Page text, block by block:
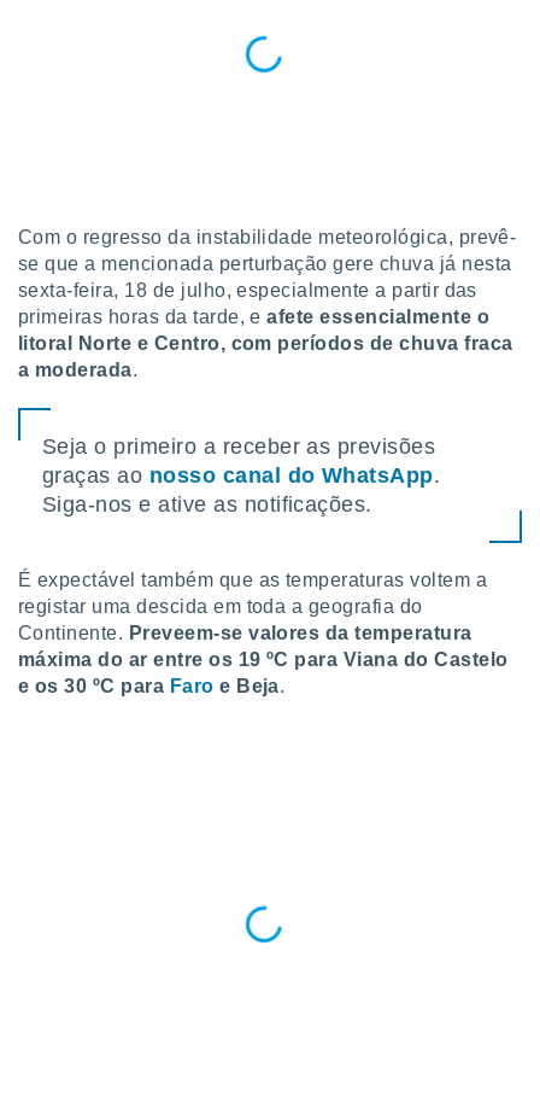
cookies
o
ou
Pode
através
Com o regresso da instabilidade meteorológica, prevê-
se que a mencionada perturbação gere chuva já nesta
sexta-feira, 18 de julho, especialmente a partir das
primeiras horas da tarde, eafete essencialmente o
litoral Norte e Centro, com períodos de chuva fraca
a moderada.
Seja o primeiro a receber as previsões
graças ao nosso canal do WhatsApp.
Siga-nos e ative as notificações.
É expectável também que as temperaturas voltem a
registar uma descida em toda a geografia do
Continente. Preveem-se valores da temperatura
máxima do ar entre os 19 ºC para Viana do Castelo
e os 30 ºC para Faro e Beja.